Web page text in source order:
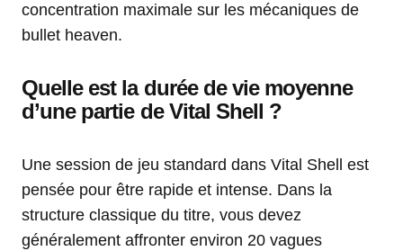
concentration maximale sur les mécaniques de
bullet heaven.
Quelle est la durée de vie moyenne
d’une partie de Vital Shell ?
Une session de jeu standard dans Vital Shell est
pensée pour être rapide et intense. Dans la
structure classique du titre, vous devez
généralement affronter environ 20 vagues